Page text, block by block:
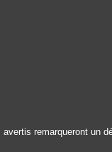
remarqueront un